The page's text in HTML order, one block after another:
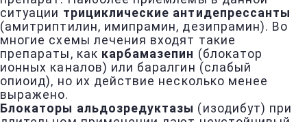
ситуации трициклические антидепрессанты
(амитриптилин, имипрамин, дезипрамин). Во
многие схемы лечения входят такие
препараты, как карбамазепин (блокатор
ионных каналов) или баралгин (слабый
опиоид), но их действие несколько менее
выражено.
Блокаторы альдозредуктазы (изодибут) при